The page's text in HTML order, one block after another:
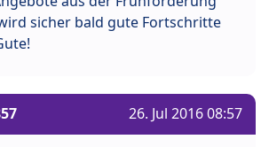
sicher bald gute Fortschritte
26. Jul 2016 08:57